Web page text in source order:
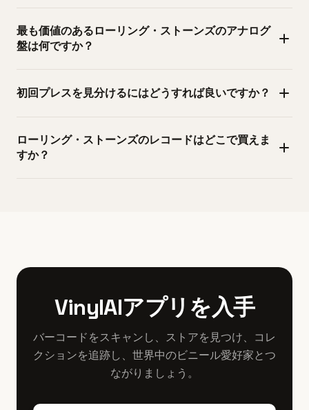
最も価値のあるローリング・ストーンズのアナログ
盤は何ですか？
『Beggars Banquet』トイレ写真ジャケットのLPで、良好
があります。他に極めて価値のあるアイテムとしては、
1960年代のUKモノラル初版（特に『Their Satanic
初回プレスを見分けるにはどうすれば良いですか？
ことが多く、デッドワックスに刻まれたマトリクス番号
（例：エンジニアコードの'ARL'など）を照合します。ラベ
『Sticky Fingers』の初回プレスは機能するAndy Warhol製
（COC 59100）でリリースされました。マトリクス番号、
ラベル差、ジャケット詳細を既存のディスコグラフィ
（例：'The Rolling Stones: All The Songs.'）と照合すること
を推奨します。
ローリング・ストーンズのレコードはどこで買えま
すか？
有利です。レコードフェアやヴァイナルイベントは交渉や
掘り出し物発見の好機です。高額な初版を買う際はラベル
写真、マトリクス番号、ジャケットのバリエーションを詳
細に確認してもらい、購入保護のある支払い方法を選ぶと
安心です。
VinylAIアプリを入手
バーコードをスキャンし、ストアを見つけ、コレ
クションを追跡し、世界中のビニール愛好家とつ
ながりましょう。